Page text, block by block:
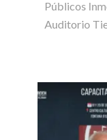
Públicos
Auditorio